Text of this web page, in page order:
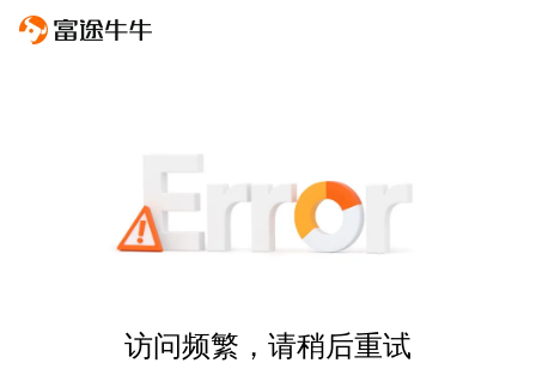
访问频繁，请稍后重试